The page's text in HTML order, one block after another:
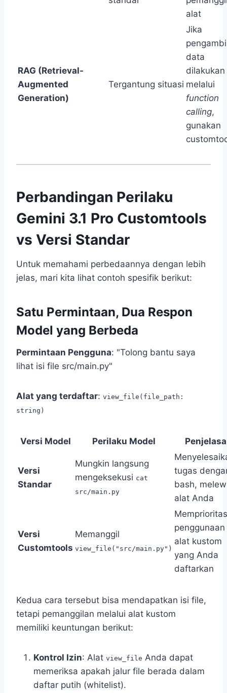
alat
RAG (Retrieval-
Augmented
Generation)
Tergantung situasi
Jika
data
dilakukan
melalui
function
calling,
gunakan
Perbandingan Perilaku
Gemini 3.1 Pro Customtools
vs Versi Standar
Untuk memahami perbedaannya dengan lebih
jelas, mari kita lihat contoh spesifik berikut:
Satu Permintaan, Dua Respon
Model yang Berbeda
Permintaan Pengguna: "Tolong bantu saya
lihat isi file src/main.py"
Alat yang terdaftar: view_file(file_path:
string)
Versi Model Perilaku Model
Versi
Standar
Mungkin langsung
mengeksekusi cat
src/main.py
tugas
bash,
alat Anda
Versi
Customtools
Memanggil
view_file("src/main.py")
penggunaan
alat kustom
yang Anda
daftarkan
Kedua cara tersebut bisa mendapatkan isi file,
tetapi pemanggilan melalui alat kustom
memiliki keuntungan berikut:
Kontrol Izin: Alat view_file Anda dapat
memeriksa apakah jalur file berada dalam
daftar putih (whitelist).